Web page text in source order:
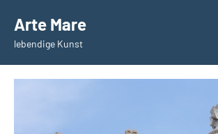
Inhalt
springen
Arte Mare
lebendige Kunst